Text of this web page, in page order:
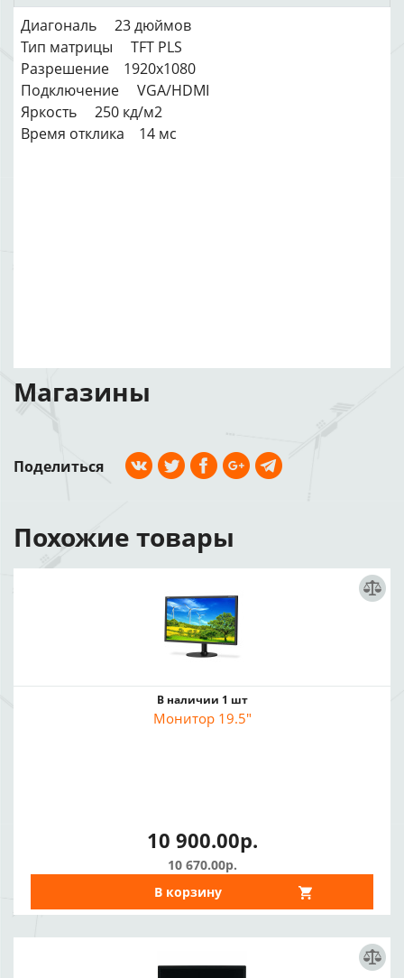
Диагональ 23 дюймов
Тип матрицы TFT PLS
Разрешение 1920x1080
Подключение VGA/HDMI
Яркость 250 кд/м2
Время отклика 14 мс
Магазины
Поделиться
Похожие товары
В наличии 1 шт
Монитор 19.5"
10 900.00р.
10 670.00р.
В корзину